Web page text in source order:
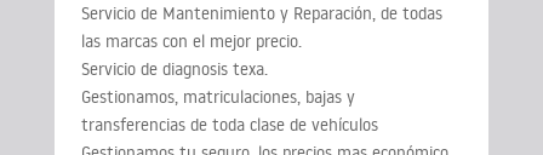
Servicio de Mantenimiento y Reparación, de todas
las marcas con el mejor precio.
Servicio de diagnosis texa.
Gestionamos, matriculaciones, bajas y
transferencias de toda clase de vehículos